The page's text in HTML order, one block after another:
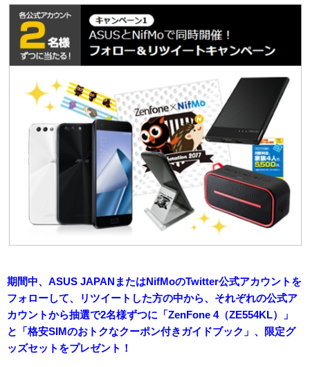
期間中、ASUS JAPANまたはNifMoのTwitter公式アカウントを
フォローして、リツイートした方の中から、それぞれの公式ア
カウントから抽選で2名様ずつに「ZenFone 4（ZE554KL）」
と「格安SIMのおトクなクーポン付きガイドブック」、限定グ
ッズセットをプレゼント！